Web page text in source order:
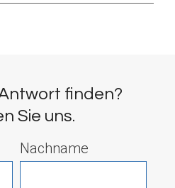
finden?
Sie uns.
Nachname